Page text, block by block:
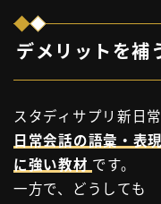
デメリットを補
スタディサプリ新日
日常会話の語彙・表
に強い教材 です。
一方で、どうしても